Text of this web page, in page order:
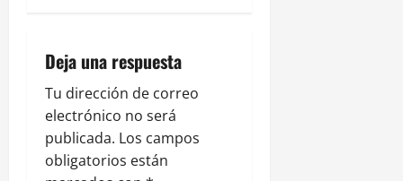
c
i
ó
n
Deja una respuesta
Tu dirección de correo
electrónico no será
publicada. Los campos
obligatorios están